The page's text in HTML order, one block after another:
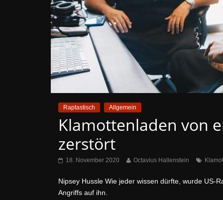
Raptastisch Allgemein
Klamottenladen von
zerstört
18. November 2020 Octavius Hallenstein
Nipsey Hussle Wie jeder wissen dürfte, wurde US-
Angriffs auf ihn.